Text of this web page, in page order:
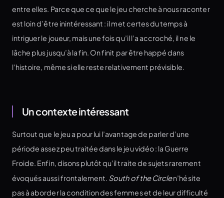
entre elles. Parce que ce que le jeu cherche à nous raconter
est loin d’être inintéressant : il met certes du temps à
intriguer le joueur, mais une fois qu’il l’a accroché, il ne le
lâche plus jusqu’à la fin. On finit par être happé dans
l’histoire, même si elle reste relativement prévisible.
Un contexte intéressant
Surtout que le jeu a pour lui l’avantage de parler d’une
période assez peu traitée dans le jeu vidéo : la Guerre
Froide. Enfin, disons plutôt qu’il traite de sujets rarement
évoqués aussi frontalement. South of the Circlen’hésite
pas à aborder la condition des femmes et de leur difficulté